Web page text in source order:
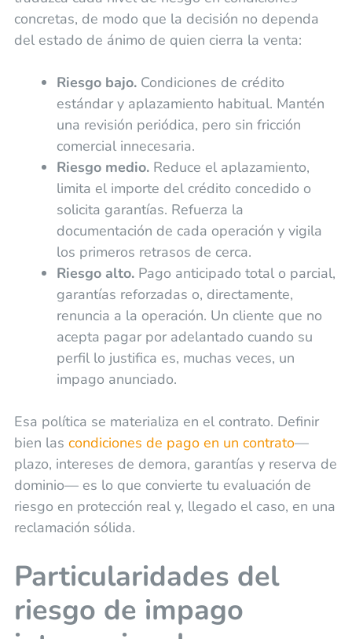
concretas, de modo que la decisión no dependa
del estado de ánimo de quien cierra la venta:
Riesgo bajo.Condiciones de crédito
estándar y aplazamiento habitual. Mantén
una revisión periódica, pero sin fricción
comercial innecesaria.
Riesgo medio.Reduce el aplazamiento,
limita el importe del crédito concedido o
solicita garantías. Refuerza la
documentación de cada operación y vigila
los primeros retrasos de cerca.
Riesgo alto.Pago anticipado total o parcial,
garantías reforzadas o, directamente,
renuncia a la operación. Un cliente que no
acepta pagar por adelantado cuando su
perfil lo justifica es, muchas veces, un
impago anunciado.
Esa política se materializa en el contrato. Definir
bien las condiciones de pago en un contrato—
plazo, intereses de demora, garantías y reserva de
dominio— es lo que convierte tu evaluación de
riesgo en protección real y, llegado el caso, en una
reclamación sólida.
Particularidades del
riesgo de impago